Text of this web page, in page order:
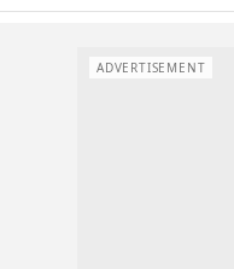
ADVERTISEMENT